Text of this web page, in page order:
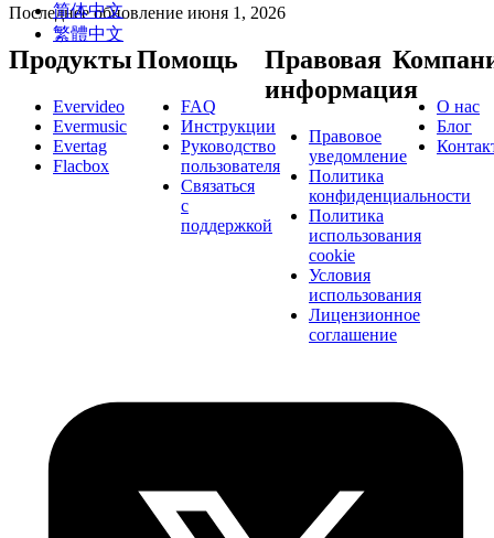
简体中文
繁體中文
Последнее обновление июня 1, 2026
Продукты
Evervideo
Evermusic
Evertag
Flacbox
Помощь
FAQ
Инструкции
Руководство
пользователя
Связаться
с
поддержкой
Правовая
информация
Правовое
уведомление
Политика
конфиденциальности
Политика
использования
cookie
Условия
использования
Лицензионное
соглашение
О нас
Блог